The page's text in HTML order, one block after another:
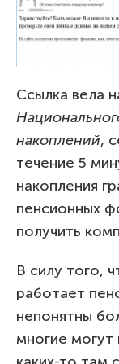
Ссылка вела
накоплений,
течение 5
накопления
пенсионных
получить
В силу того,
работает
непонятны
многие могут